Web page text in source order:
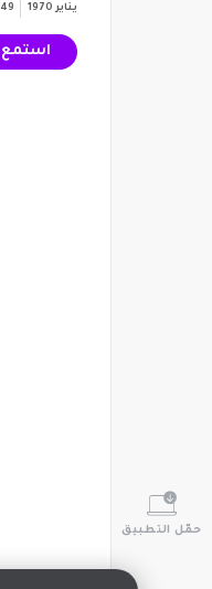
حمّل التطبيق
يناير 1970 49
استمع